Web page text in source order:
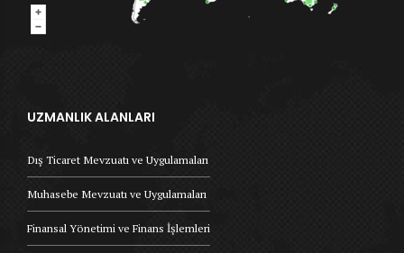
UZMANLIK ALANLARI
Dış Ticaret Mevzuatı ve Uygulamaları
Muhasebe Mevzuatı ve Uygulamaları
Finansal Yönetimi ve Finans İşlemleri